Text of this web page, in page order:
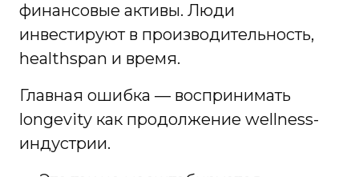
финансовые активы. Люди
инвестируют в производительность,
healthspan и время.
Главная ошибка — воспринимать
longevity как продолжение wellness-
индустрии.